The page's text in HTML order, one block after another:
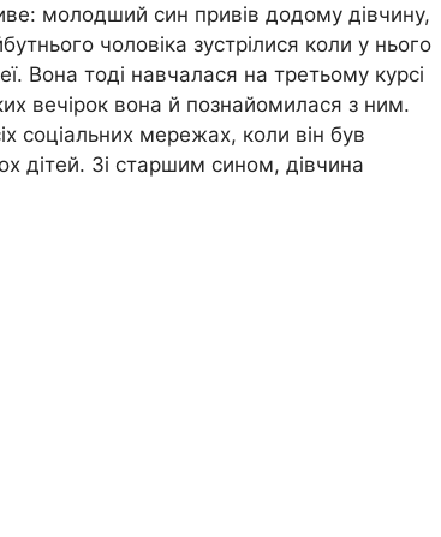
молодший син привів додому дівчину,
чоловіка зустрілися коли у нього
Вона тоді навчалася на третьому курсі
вечірок вона й познайомилася з ним.
соціальних мережах, коли він був
дітей. Зі старшим сином, дівчина